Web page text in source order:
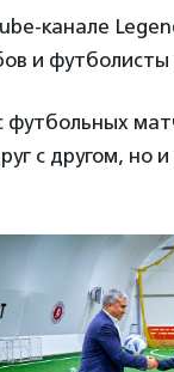
канале
и
с другом, но